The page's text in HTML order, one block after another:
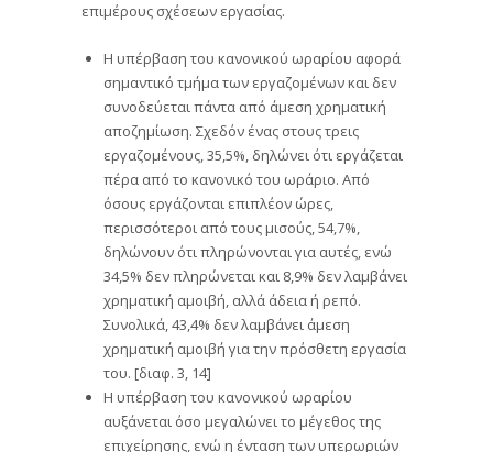
επιμέρους σχέσεων εργασίας.
Η υπέρβαση του κανονικού ωραρίου αφορά
σημαντικό τμήμα των εργαζομένων και δεν
συνοδεύεται πάντα από άμεση χρηματική
αποζημίωση. Σχεδόν ένας στους τρεις
εργαζομένους, 35,5%, δηλώνει ότι εργάζεται
πέρα από το κανονικό του ωράριο. Από
όσους εργάζονται επιπλέον ώρες,
περισσότεροι από τους μισούς, 54,7%,
δηλώνουν ότι πληρώνονται για αυτές, ενώ
34,5% δεν πληρώνεται και 8,9% δεν λαμβάνει
χρηματική αμοιβή, αλλά άδεια ή ρεπό.
Συνολικά, 43,4% δεν λαμβάνει άμεση
χρηματική αμοιβή για την πρόσθετη εργασία
του. [διαφ. 3, 14]
Η υπέρβαση του κανονικού ωραρίου
αυξάνεται όσο μεγαλώνει το μέγεθος της
επιχείρησης, ενώ η ένταση των υπερωριών